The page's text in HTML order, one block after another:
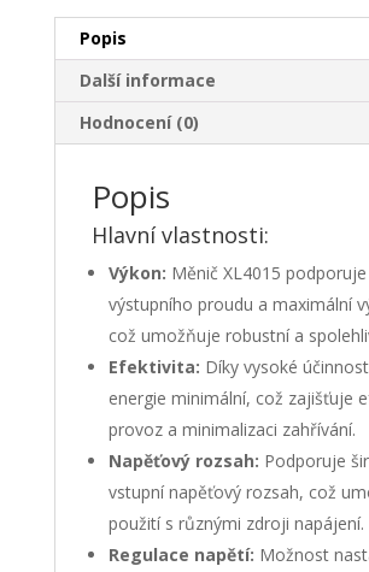
množství
Popis
Další informace
Hodnocení (0)
Popis
Hlavní vlastnosti:
Výkon: Měnič XL4015
výstupního proudu a maximální
což umožňuje robustní a
Efektivita: Díky vysoké
energie minimální, což zajišťuje
provoz a minimalizaci zahřívání.
Napěťový rozsah: Podporuje
vstupní napěťový rozsah, což
použití s různými zdroji napájení.
Regulace napětí: Možnost